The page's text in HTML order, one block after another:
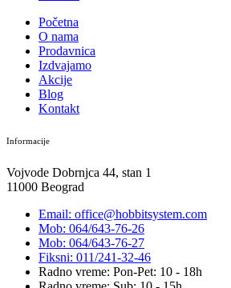
Početna
O nama
Prodavnica
Izdvajamo
Akcije
Blog
Kontakt
Informacije
Vojvode Dobrnjca 44, stan 1
11000 Beograd
Email: office@hobbitsystem.com
Mob: 064/643-76-26
Mob: 064/643-76-27
Fiksni: 011/241-32-46
Radno vreme: Pon-Pet: 10 - 18h